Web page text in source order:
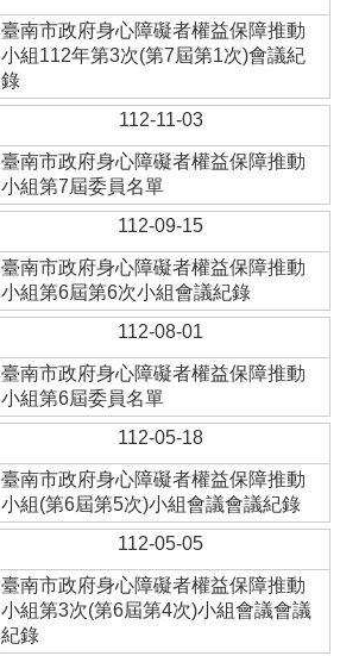
臺南市政府身心障礙者權益保障推動
小組112年第3次(第7屆第1次)會議紀
錄
112-11-03
臺南市政府身心障礙者權益保障推動
小組第7屆委員名單
112-09-15
臺南市政府身心障礙者權益保障推動
小組第6屆第6次小組會議紀錄
112-08-01
臺南市政府身心障礙者權益保障推動
小組第6屆委員名單
112-05-18
臺南市政府身心障礙者權益保障推動
小組(第6屆第5次)小組會議會議紀錄
112-05-05
臺南市政府身心障礙者權益保障推動
小組第3次(第6屆第4次)小組會議會議
紀錄